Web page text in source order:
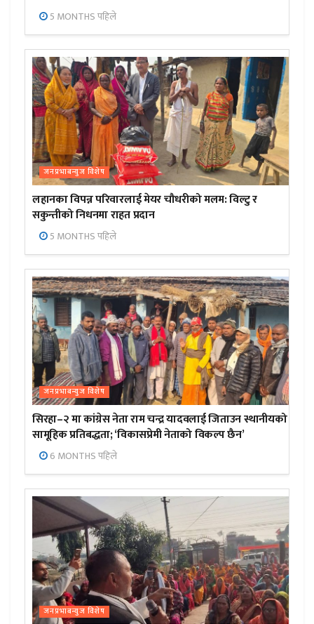
5 MONTHS पहिले
जनप्रभाबन्युज विशेष
लहानका विपन्न परिवारलाई मेयर चौधरीको मलम: विल्टु र
सकुन्तीको निधनमा राहत प्रदान
5 MONTHS पहिले
जनप्रभाबन्युज विशेष
सिरहा–२ मा कांग्रेस नेता राम चन्द्र यादवलाई जिताउन स्थानीयको
सामूहिक प्रतिबद्धता; ‘विकासप्रेमी नेताको विकल्प छैन’
6 MONTHS पहिले
जनप्रभाबन्युज विशेष